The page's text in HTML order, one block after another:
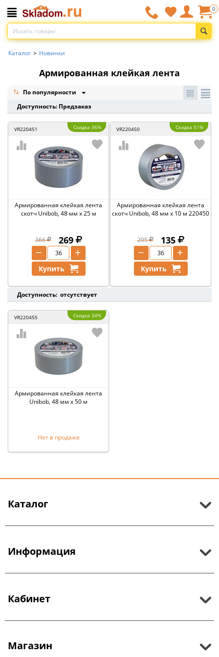
0
Каталог > Новинки
Армированная клейкая лента
По популярности
Доступность: Предзаказ
VR220451 Скидка 36%
Армированная клейкая лента
скотч Unibob, 48 мм x 25 м
366 269
+
−
Купить
VR220450 Скидка 51%
Армированная клейкая лента
скотч Unibob, 48 мм x 10 м 220450
205 135
+
−
Купить
Доступность: отсутствует
VR220455 Скидка 34%
Армированная клейкая лента
Unibob, 48 мм x 50 м
Нет в продаже
Каталог
Информация
Кабинет
Магазин